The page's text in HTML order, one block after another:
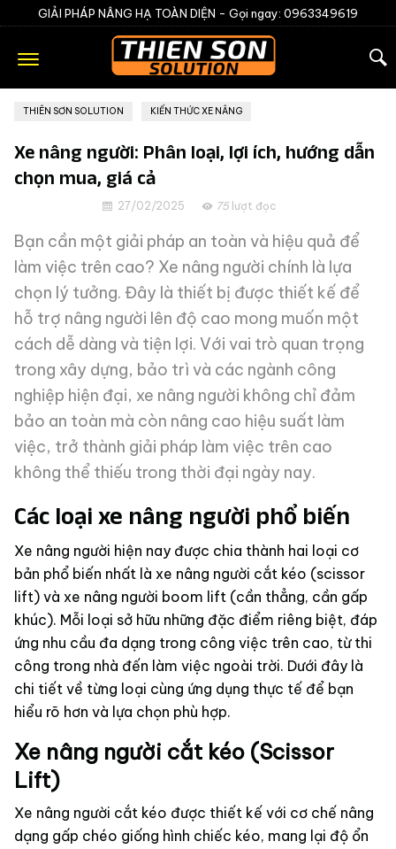
GIẢI PHÁP NÂNG HẠ TOÀN DIỆN - Gọi ngay: 0963349619
THIÊN SƠN SOLUTION KIẾN THỨC XE NÂNG
Xe nâng người: Phân loại, lợi ích, hướng dẫn
chọn mua, giá cả
27/02/2025 75lượt đọc
Bạn cần một giải pháp an toàn và hiệu quả để
làm việc trên cao? Xe nâng người chính là lựa
chọn lý tưởng. Đây là thiết bị được thiết kế để
hỗ trợ nâng người lên độ cao mong muốn một
cách dễ dàng và tiện lợi. Với vai trò quan trọng
trong xây dựng, bảo trì và các ngành công
nghiệp hiện đại, xe nâng người không chỉ đảm
bảo an toàn mà còn nâng cao hiệu suất làm
việc, trở thành giải pháp làm việc trên cao
không thể thiếu trong thời đại ngày nay.
Các loại xe nâng người phổ biến
Xe nâng người hiện nay được chia thành hai loại cơ
bản phổ biến nhất là xe nâng người cắt kéo (scissor
lift) và xe nâng người boom lift (cần thẳng, cần gấp
khúc). Mỗi loại sở hữu những đặc điểm riêng biệt, đáp
ứng nhu cầu đa dạng trong công việc trên cao, từ thi
công trong nhà đến làm việc ngoài trời. Dưới đây là
chi tiết về từng loại cùng ứng dụng thực tế để bạn
hiểu rõ hơn và lựa chọn phù hợp.
Xe nâng người cắt kéo (Scissor
Lift)
Xe nâng người cắt kéo được thiết kế với cơ chế nâng
dạng gấp chéo giống hình chiếc kéo, mang lại độ ổn